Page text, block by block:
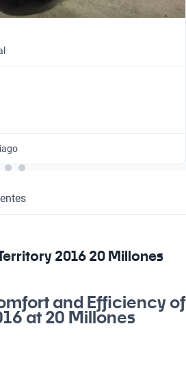
2016 20 Millones
and Efficiency of
at 20 Millones
se adapte a tu vida diaria y que